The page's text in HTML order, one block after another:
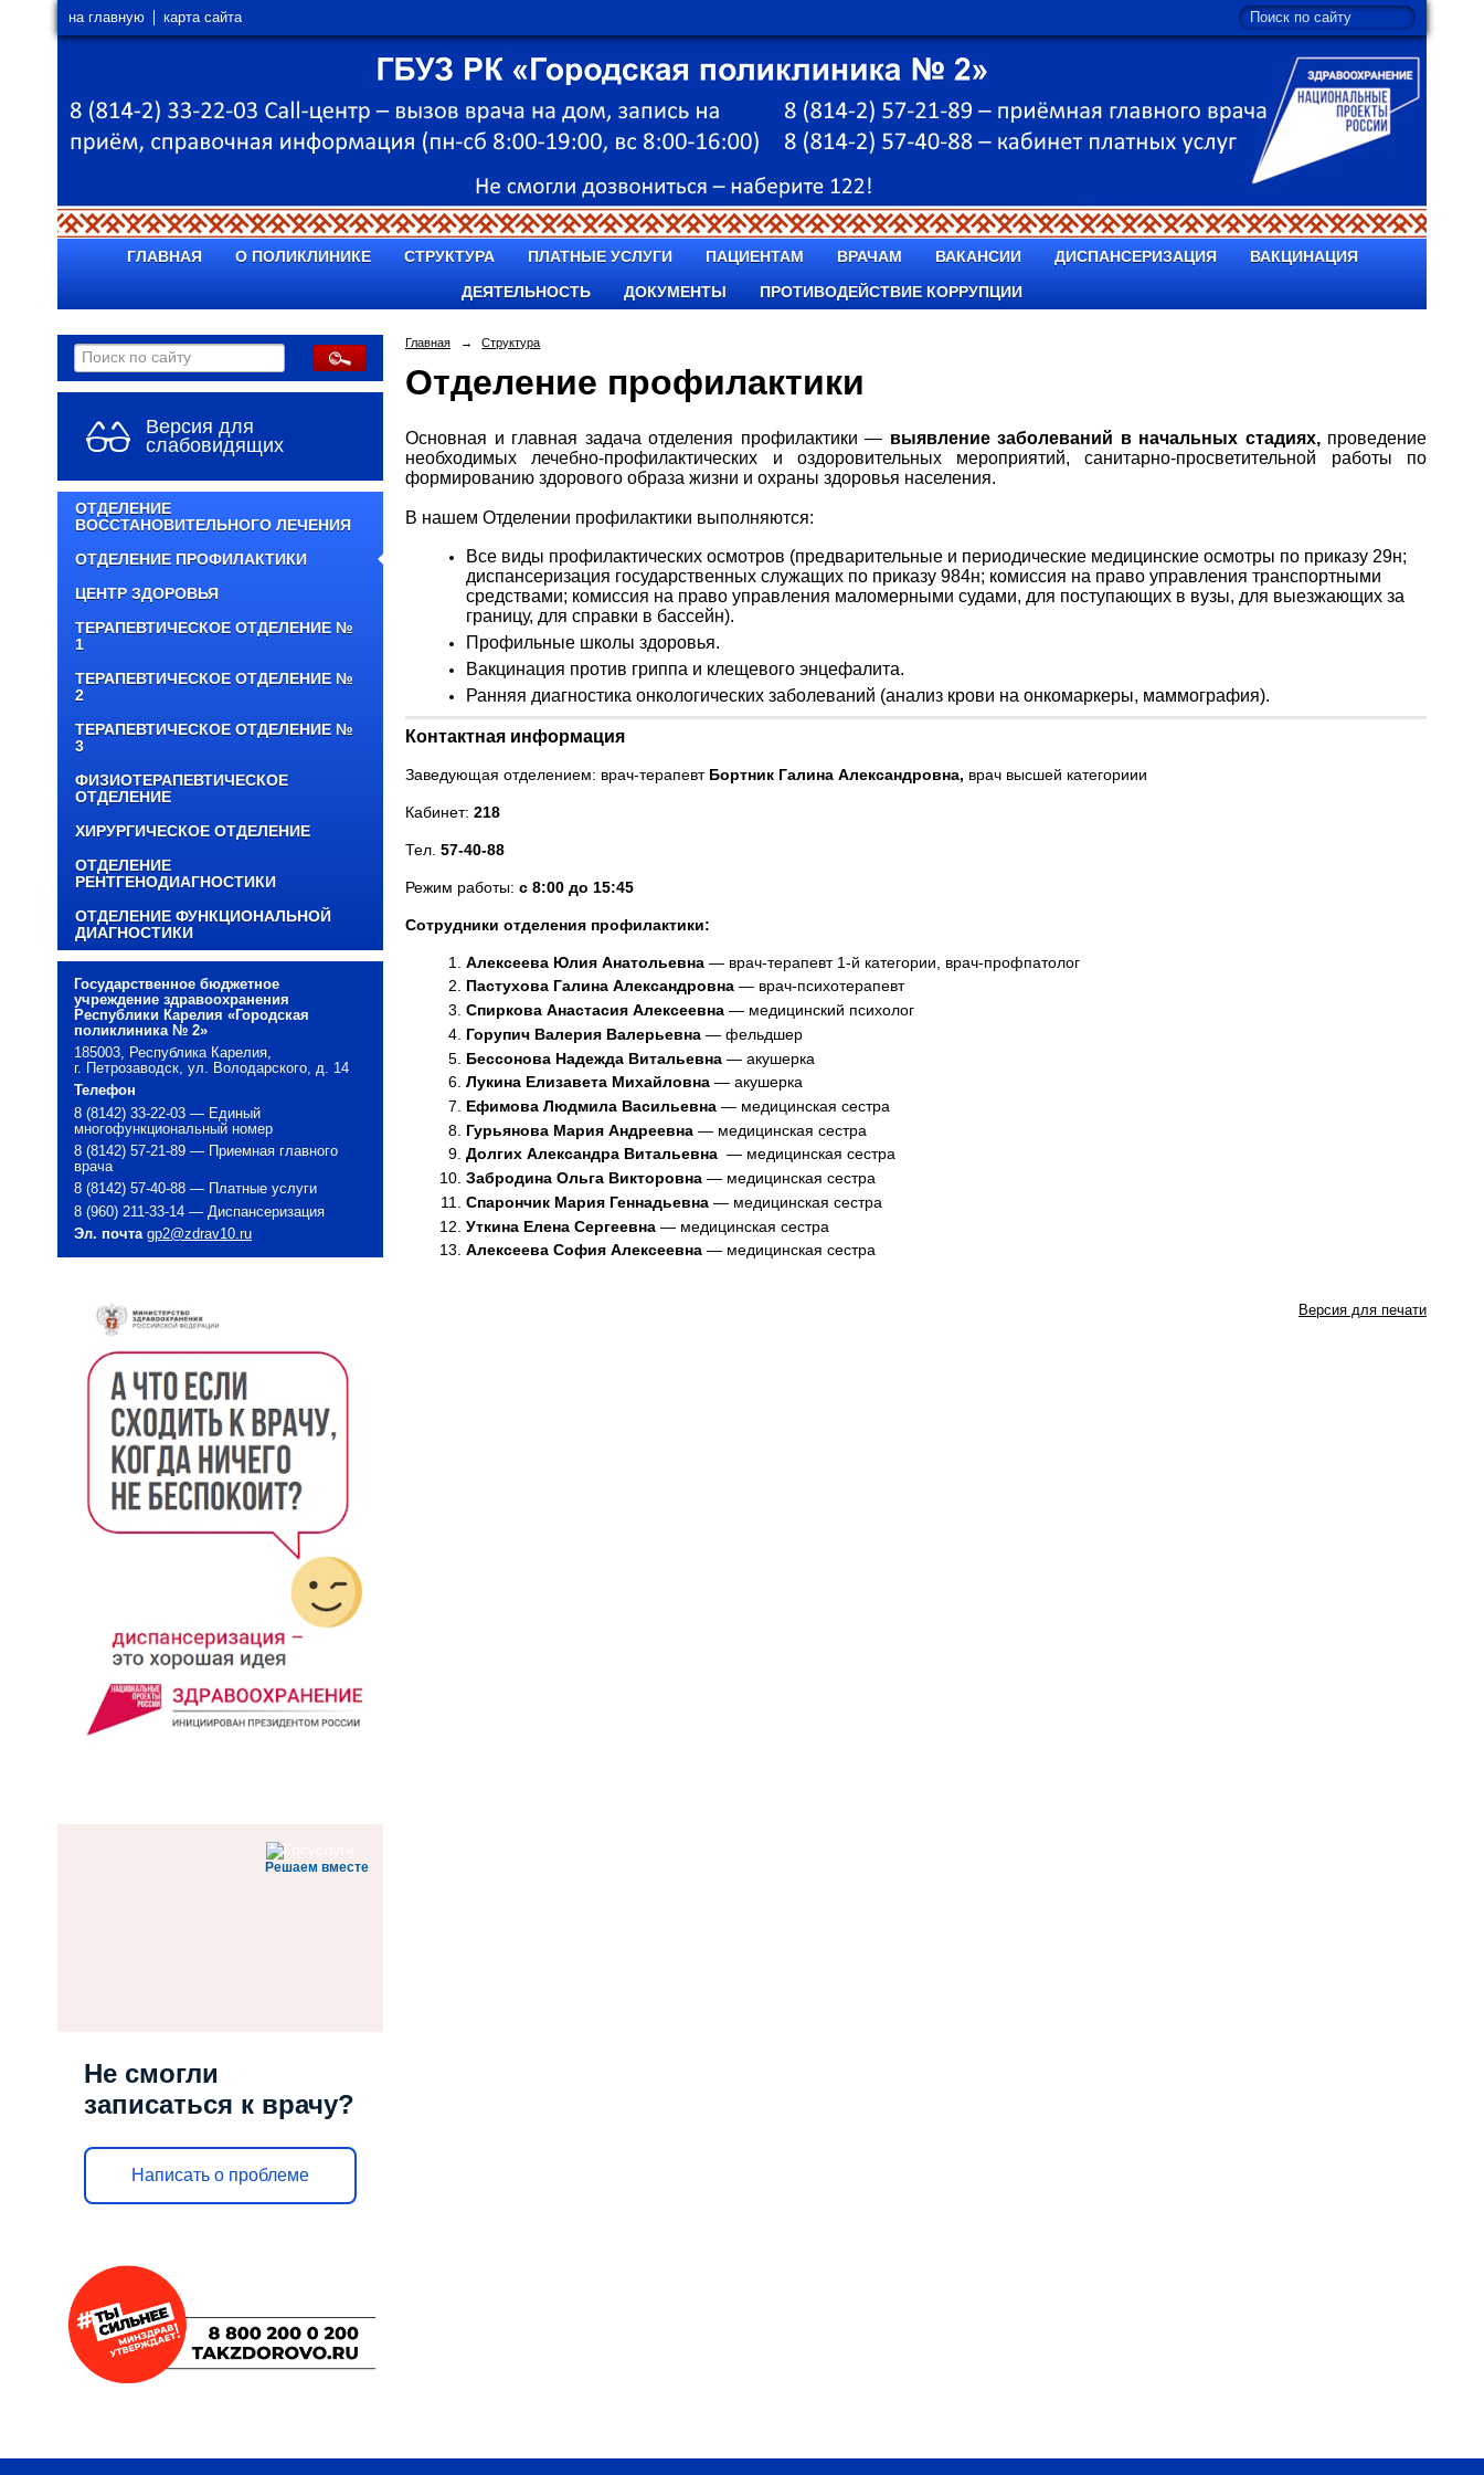
на главную карта сайта
ГЛАВНАЯ О ПОЛИКЛИНИКЕ СТРУКТУРА ПЛАТНЫЕ УСЛУГИ ПАЦИЕНТАМ ВРАЧАМ ВАКАНСИИ ДИСПАНСЕРИЗАЦИЯ ВАКЦИНАЦИЯ
ДЕЯТЕЛЬНОСТЬ ДОКУМЕНТЫ ПРОТИВОДЕЙСТВИЕ КОРРУПЦИИ
Версия для
слабовидящих
ОТДЕЛЕНИЕ
ВОССТАНОВИТЕЛЬНОГО ЛЕЧЕНИЯ
ОТДЕЛЕНИЕ ПРОФИЛАКТИКИ
ЦЕНТР ЗДОРОВЬЯ
ТЕРАПЕВТИЧЕСКОЕ ОТДЕЛЕНИЕ №
1
ТЕРАПЕВТИЧЕСКОЕ ОТДЕЛЕНИЕ №
2
ТЕРАПЕВТИЧЕСКОЕ ОТДЕЛЕНИЕ №
3
ФИЗИОТЕРАПЕВТИЧЕСКОЕ
ОТДЕЛЕНИЕ
ХИРУРГИЧЕСКОЕ ОТДЕЛЕНИЕ
ОТДЕЛЕНИЕ
РЕНТГЕНОДИАГНОСТИКИ
ОТДЕЛЕНИЕ ФУНКЦИОНАЛЬНОЙ
ДИАГНОСТИКИ
Государственное бюджетное
учреждение здравоохранения
Республики Карелия «Городская
поликлиника № 2»
185003, Республика Карелия,
г. Петрозаводск, ул. Володарского, д. 14
Телефон
8 (8142) 33-22-03 — Единый
многофункциональный номер
8 (8142) 57-21-89 — Приемная главного
врача
8 (8142) 57-40-88 — Платные услуги
8 (960) 211-33-14 — Диспансеризация
Эл. почта gp2@zdrav10.ru
Решаем вместе
Не смогли
записаться к врачу?
Написать о проблеме
Главная → Структура
Отделение профилактики
Основная и главная задача отделения профилактики — выявление заболеваний в начальных стадиях,проведение
необходимых лечебно-профилактических и оздоровительных мероприятий, санитарно-просветительной работы по
формированию здорового образа жизни и охраны здоровья населения.
В нашем Отделении профилактики выполняются:
Все виды профилактических осмотров (предварительные и периодические медицинские осмотры по приказу 29н;
диспансеризация государственных служащих по приказу 984н; комиссия на право управления транспортными
средствами; комиссия на право управления маломерными судами, для поступающих в вузы, для выезжающих за
границу, для справки в бассейн).
Профильные школы здоровья.
Вакцинация против гриппа и клещевого энцефалита.
Ранняя диагностика онкологических заболеваний (анализ крови на онкомаркеры, маммография).
Контактная информация
Заведующая отделением: врач-терапевтБортник Галина Александровна, врач высшей категориии
Кабинет: 218
Тел. 57-40-88
Режим работы: с 8:00 до 15:45
Сотрудники отделения профилактики:
Алексеева Юлия Анатольевна —врач-терапевт 1-й категории, врач-профпатолог
Пастухова Галина Александровна —врач-психотерапевт
Спиркова Анастасия Алексеевна —медицинский психолог
Горупич Валерия Валерьевна —фельдшер
Бессонова Надежда Витальевна —акушерка
Лукина Елизавета Михайловна —акушерка
Ефимова Людмила Васильевна —медицинская сестра
Гурьянова Мария Андреевна —медицинская сестра
Долгих Александра Витальевна —медицинская сестра
Забродина Ольга Викторовна —медицинская сестра
Спарончик Мария Геннадьевна —медицинская сестра
Уткина Елена Сергеевна —медицинская сестра
Алексеева София Алексеевна —медицинская сестра
Версия для печати